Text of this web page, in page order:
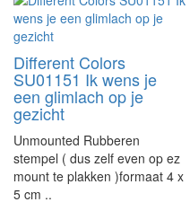
Different Colors
SU01151 Ik wens je
een glimlach op je
gezicht
Unmounted Rubberen
stempel ( dus zelf even op ez
mount te plakken )formaat 4 x
5 cm ..